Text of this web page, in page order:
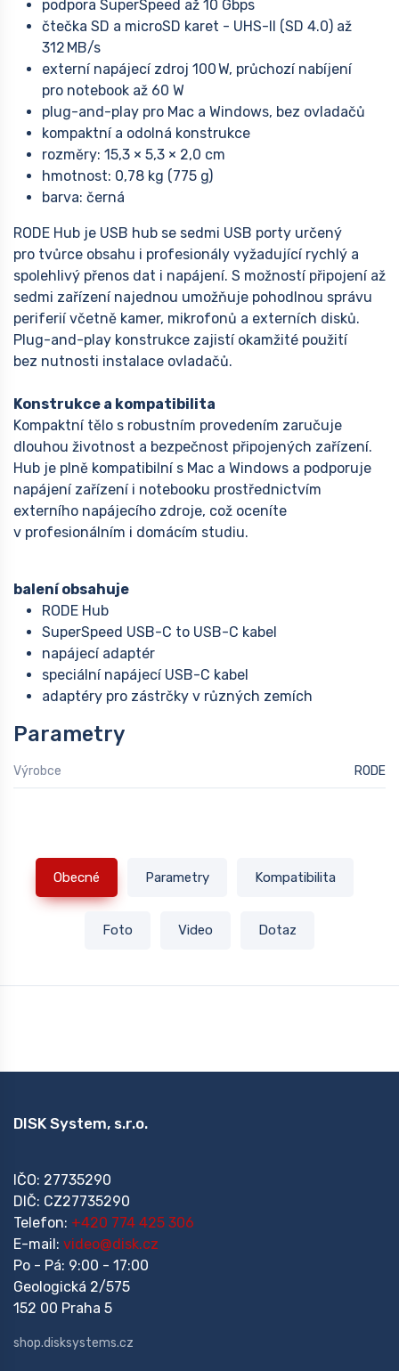
podpora SuperSpeed až 10 Gbps
čtečka SD a microSD karet - UHS-II (SD 4.0) až
312 MB/s
externí napájecí zdroj 100 W, průchozí nabíjení
pro notebook až 60 W
plug-and-play pro Mac a Windows, bez ovladačů
kompaktní a odolná konstrukce
rozměry: 15,3 × 5,3 × 2,0 cm
hmotnost: 0,78 kg (775 g)
barva: černá
RODE Hub je USB hub se sedmi USB porty určený
pro tvůrce obsahu i profesionály vyžadující rychlý a
spolehlivý přenos dat i napájení. S možností připojení až
sedmi zařízení najednou umožňuje pohodlnou správu
periferií včetně kamer, mikrofonů a externích disků.
Plug-and-play konstrukce zajistí okamžité použití
bez nutnosti instalace ovladačů.
Konstrukce a kompatibilita
Kompaktní tělo s robustním provedením zaručuje
dlouhou životnost a bezpečnost připojených zařízení.
Hub je plně kompatibilní s Mac a Windows a podporuje
napájení zařízení i notebooku prostřednictvím
externího napájecího zdroje, což oceníte
v profesionálním i domácím studiu.
balení obsahuje
RODE Hub
SuperSpeed USB-C to USB-C kabel
napájecí adaptér
speciální napájecí USB-C kabel
adaptéry pro zástrčky v různých zemích
Parametry
Výrobce RODE
Obecné Parametry Kompatibilita
Foto Video Dotaz
DISK System, s.r.o.
IČO: 27735290
DIČ: CZ27735290
Telefon: +420 774 425 306
E-mail: video@disk.cz
Po - Pá: 9:00 - 17:00
Geologická 2/575
152 00 Praha 5
shop.disksystems.cz